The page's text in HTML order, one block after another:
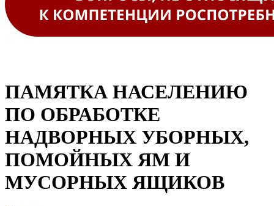
ПАМЯТКА НАСЕЛЕНИЮ
ПО ОБРАБОТКЕ
НАДВОРНЫХ УБОРНЫХ,
ПОМОЙНЫХ ЯМ И
МУСОРНЫХ ЯЩИКОВ